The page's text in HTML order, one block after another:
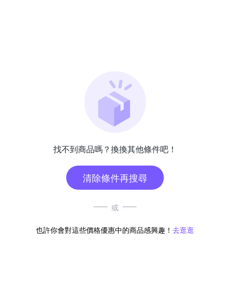
找不到商品嗎？換換其他條件吧！
清除條件再搜尋
或
也許你會對這些價格優惠中的商品感興趣！ 去逛逛